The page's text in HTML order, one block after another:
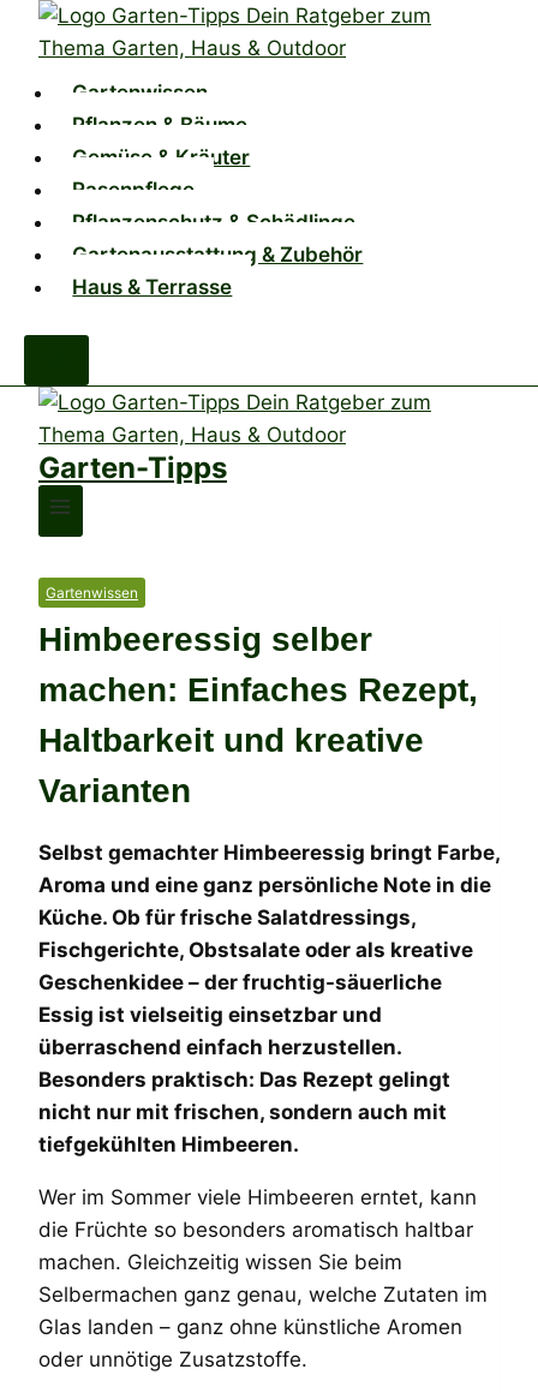
Zum
Inhalt
springen
Gartenwissen
Pflanzen & Bäume
Gemüse & Kräuter
Rasenpflege
Pflanzenschutz & Schädlinge
Gartenausstattung & Zubehör
Haus & Terrasse
Garten-Tipps
Gartenwissen
Himbeeressig selber
machen: Einfaches Rezept,
Haltbarkeit und kreative
Varianten
Selbst gemachter Himbeeressig bringt Farbe,
Aroma und eine ganz persönliche Note in die
Küche. Ob für frische Salatdressings,
Fischgerichte, Obstsalate oder als kreative
Geschenkidee – der fruchtig-säuerliche
Essig ist vielseitig einsetzbar und
überraschend einfach herzustellen.
Besonders praktisch: Das Rezept gelingt
nicht nur mit frischen, sondern auch mit
tiefgekühlten Himbeeren.
Wer im Sommer viele Himbeeren erntet, kann
die Früchte so besonders aromatisch haltbar
machen. Gleichzeitig wissen Sie beim
Selbermachen ganz genau, welche Zutaten im
Glas landen – ganz ohne künstliche Aromen
oder unnötige Zusatzstoffe.